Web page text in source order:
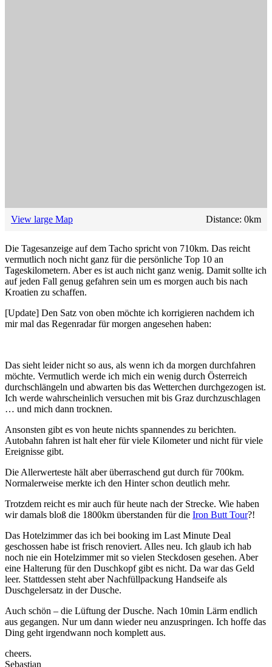
View large Map Distance: 0km
Die Tagesanzeige auf dem Tacho spricht von 710km. Das reicht
vermutlich noch nicht ganz für die persönliche Top 10 an
Tageskilometern. Aber es ist auch nicht ganz wenig. Damit sollte ich
auf jeden Fall genug gefahren sein um es morgen auch bis nach
Kroatien zu schaffen.
[Update] Den Satz von oben möchte ich korrigieren nachdem ich
mir mal das Regenradar für morgen angesehen haben:
Das sieht leider nicht so aus, als wenn ich da morgen durchfahren
möchte. Vermutlich werde ich mich ein wenig durch Österreich
durchschlängeln und abwarten bis das Wetterchen durchgezogen ist.
Ich werde wahrscheinlich versuchen mit bis Graz durchzuschlagen
… und mich dann trocknen.
Ansonsten gibt es von heute nichts spannendes zu berichten.
Autobahn fahren ist halt eher für viele Kilometer und nicht für viele
Ereignisse gibt.
Die Allerwerteste hält aber überraschend gut durch für 700km.
Normalerweise merkte ich den Hinter schon deutlich mehr.
Trotzdem reicht es mir auch für heute nach der Strecke. Wie haben
wir damals bloß die 1800km überstanden für die Iron Butt Tour?!
Das Hotelzimmer das ich bei booking im Last Minute Deal
geschossen habe ist frisch renoviert. Alles neu. Ich glaub ich hab
noch nie ein Hotelzimmer mit so vielen Steckdosen gesehen. Aber
eine Halterung für den Duschkopf gibt es nicht. Da war das Geld
leer. Stattdessen steht aber Nachfüllpackung Handseife als
Duschgelersatz in der Dusche.
Auch schön – die Lüftung der Dusche. Nach 10min Lärm endlich
aus gegangen. Nur um dann wieder neu anzuspringen. Ich hoffe das
Ding geht irgendwann noch komplett aus.
cheers.
Sebastian